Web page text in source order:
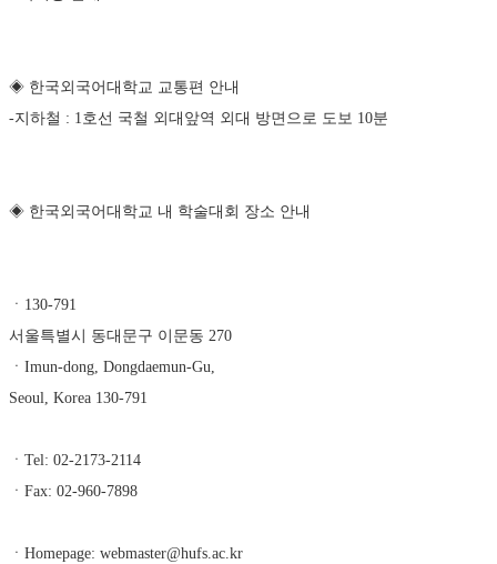
◈ 한국외국어대학교 교통편 안내
-지하철 : 1호선 국철 외대앞역 외대 방면으로 도보 10분
◈ 한국외국어대학교 내 학술대회 장소 안내
ㆍ130-791
서울특별시 동대문구 이문동 270
ㆍImun-dong, Dongdaemun-Gu,
Seoul, Korea 130-791
ㆍTel: 02-2173-2114
ㆍFax: 02-960-7898
ㆍHomepage: webmaster@hufs.ac.kr